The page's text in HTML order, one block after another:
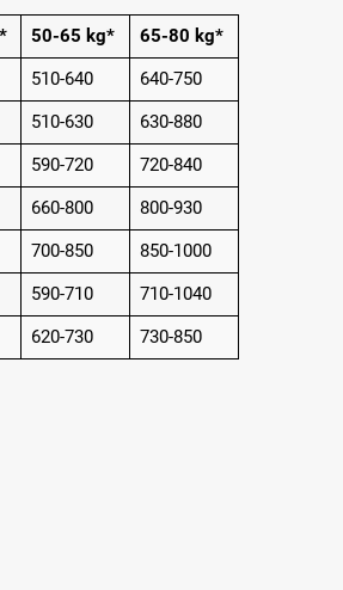
50-65 kg*
65-80 kg*
510-640
640-750
510-630
630-880
590-720
720-840
660-800
800-930
700-850
850-1000
590-710
710-1040
620-730 730-850